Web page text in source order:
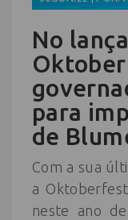
No
para
de
Com a sua
a
neste ano